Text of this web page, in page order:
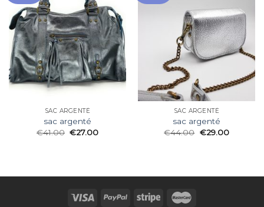
SAC ARGENTÉ
sac argenté
€41.00 €27.00
SAC ARGENTÉ
sac argenté
€44.00 €29.00